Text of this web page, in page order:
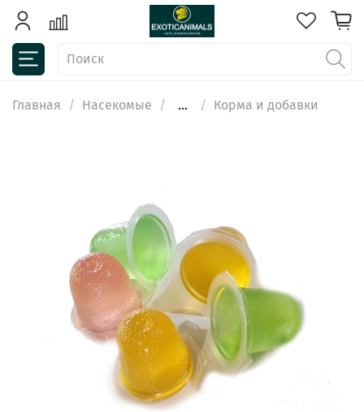
Главная Насекомые ... Корма и добавки